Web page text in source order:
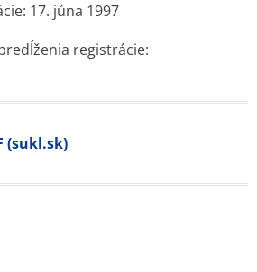
17. júna 1997
registrácie:
(sukl.sk)